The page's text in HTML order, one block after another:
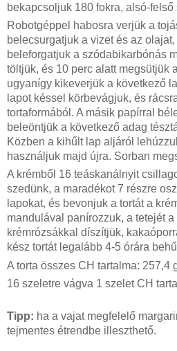
bekapcsoljuk 180 fokra, alsó-felső
Robotgéppel habosra verjük a
belecsurgatjuk a vizet és az
beleforgatjuk a szódabikarbónás
töltjük, és 10 perc alatt megsütjük
ugyanígy kikeverjük a következő
lapot késsel körbevágjuk, és
tortaformából. A másik papírral
beleöntjük a következő adag
Közben a kihűlt lap aljáról
használjuk majd újra. Sorban
A krémből 16 teáskanálnyit
szedünk, a maradékot 7 részre
lapokat, és bevonjuk a tortát a
mandulával panírozzuk, a tetejét
krémrózsákkal díszítjük,
kész tortát legalább 4-5 órára
A torta összes CH tartalma: 257,4
16 szeletre vágva 1 szelet CH
Tipp: ha a vajat megfelelő
tejmentes étrendbe illeszthető.